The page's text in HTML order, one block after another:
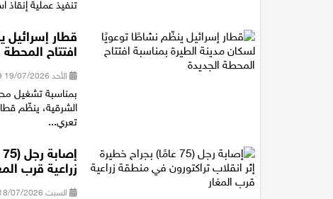
تنفيذ عملية إنقاذ
قطار إسرائيل
افتتاح المحطة
الأحد 19/07/2026 18:29
بمناسبة تشغيل
الشرقية، ينظّم
تعري...
زراعية قرب
السبت 18/07/2026 17:39